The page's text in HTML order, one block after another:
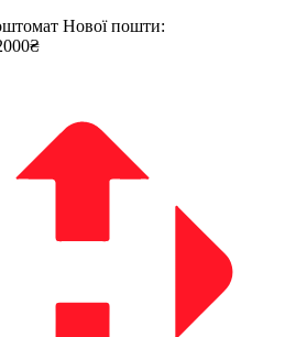
Нової пошти: